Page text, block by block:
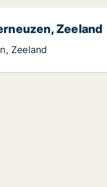
Zeeland
Zeeland